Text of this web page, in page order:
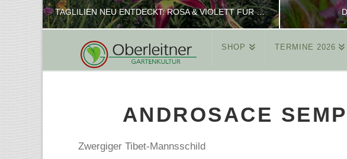
TAGLILIEN NEU ENTDECKT: ROSA & VIOLETT FÜR ROMANTISCHE PFLANZKOMBINATIONEN
REINHARD
FEBRUAR 16, 2025
SHOP TERMINE 2026
ANDROSACE
Zwergiger Tibet-Mannsschild